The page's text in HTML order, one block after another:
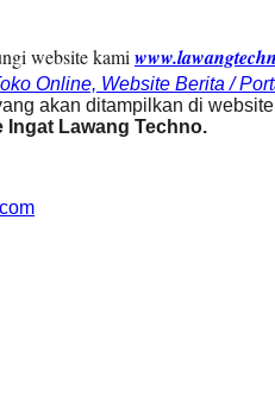
website kami
Online, Website Berita /
akan ditampilkan di
Ingat Lawang Techno.